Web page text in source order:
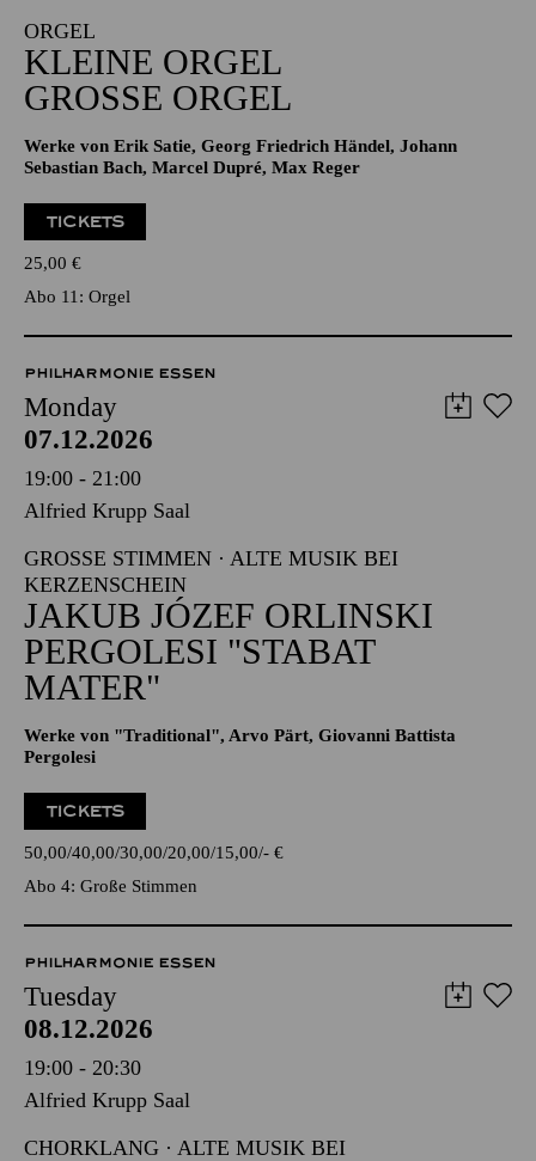
ORGEL
KLEINE ORGEL
GROSSE ORGEL
Werke von Erik Satie, Georg Friedrich Händel, Johann
Sebastian Bach, Marcel Dupré, Max Reger
TICKETS
25,00 €
Abo 11: Orgel
PHILHARMONIE ESSEN
Monday
07.12.2026
19:00 - 21:00
Alfried Krupp Saal
GROSSE STIMMEN · ALTE MUSIK BEI K
ERZENSCHEIN
JAKUB JÓZEF ORLINSKI
PERGOLESI "STABAT
MATER"
Werke von "Traditional", Arvo Pärt, Giovanni Battista
Pergolesi
TICKETS
50,00 40,00 30,00 20,00 15,00 - €
Abo 4: Große Stimmen
PHILHARMONIE ESSEN
Tuesday
08.12.2026
19:00 - 20:30
Alfried Krupp Saal
CHORKLANG · ALTE MUSIK BEI